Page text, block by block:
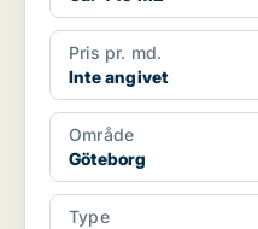
Pris pr. md.
Inte angivet
Område
Göteborg
Type